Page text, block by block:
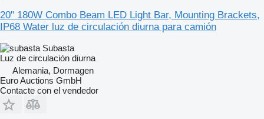
20" 180W Combo Beam LED Light Bar, Mounting Brackets,
IP68 Water luz de circulación diurna para camión
Subasta
Luz de circulación diurna
Alemania, Dormagen
Euro Auctions GmbH
Contacte con el vendedor